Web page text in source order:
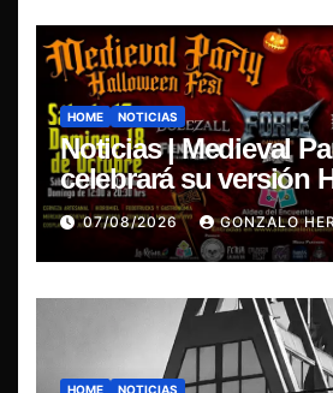
HOME NOTICIAS
Noticias | Medieval
celebrará su versión
Fest en Aldea del
07/08/2026 GONZALO
HOME NOTICIAS